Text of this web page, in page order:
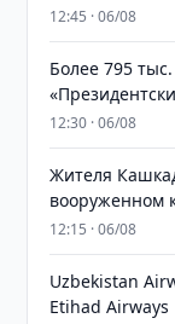
12:45 · 06/08
Более 795
12:30 · 06/08
Жителя
вооруженном
12:15 · 06/08
Uzbekistan
Etihad Airways